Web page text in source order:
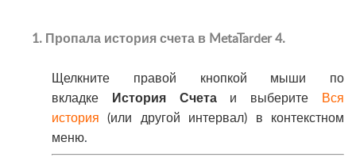
1. Пропала история счета в MetaTarder 4.
Щелкните правой кнопкой мыши по
вкладке История Счетаи выберите Вся
история (или другой интервал) в контекстном
меню.